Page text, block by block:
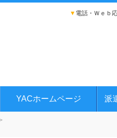
▼ 電話・Ｗｅｂ
YACホームページ 派